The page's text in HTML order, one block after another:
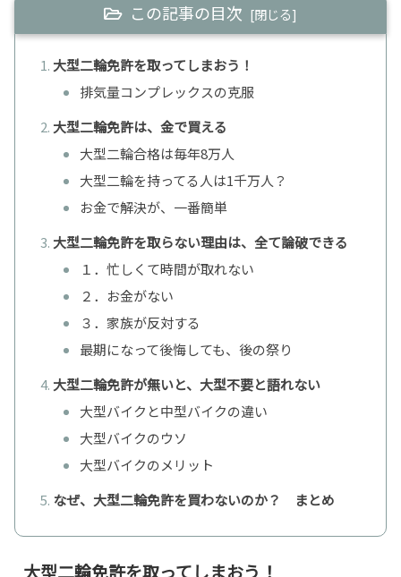
この記事の目次
大型二輪免許を取ってしまおう！
排気量コンプレックスの克服
大型二輪免許は、金で買える
大型二輪合格は毎年8万人
大型二輪を持ってる人は1千万人？
お金で解決が、一番簡単
大型二輪免許を取らない理由は、全て論破できる
１．忙しくて時間が取れない
２．お金がない
３．家族が反対する
最期になって後悔しても、後の祭り
大型二輪免許が無いと、大型不要と語れない
大型バイクと中型バイクの違い
大型バイクのウソ
大型バイクのメリット
なぜ、大型二輪免許を買わないのか？ まとめ
大型二輪免許を取ってしまおう！